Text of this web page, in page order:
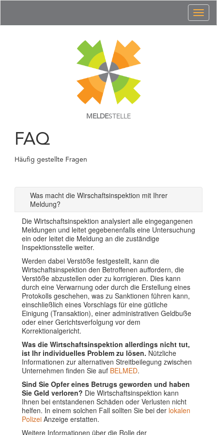
MELDESTELLE
FAQ
Häufig gestellte Fragen
Was macht die Wirschaftsinspektion mit Ihrer
Meldung?
Die Wirtschaftsinspektion analysiert alle eingegangenen
Meldungen und leitet gegebenenfalls eine Untersuchung
ein oder leitet die Meldung an die zuständige
Inspektionsstelle weiter.
Werden dabei Verstöße festgestellt, kann die
Wirtschaftsinspektion den Betroffenen auffordern, die
Verstöße abzustellen oder zu korrigieren. Dies kann
durch eine Verwarnung oder durch die Erstellung eines
Protokolls geschehen, was zu Sanktionen führen kann,
einschließlich eines Vorschlags für eine gütliche
Einigung (Transaktion), einer administrativen Geldbuße
oder einer Gerichtsverfolgung vor dem
Korrektionalgericht.
Was die Wirtschaftsinspektion allerdings nicht tut,
ist Ihr individuelles Problem zu lösen. Nützliche
Informationen zur alternativen Streitbeilegung zwischen
Unternehmen finden Sie auf BELMED.
Sind Sie Opfer eines Betrugs geworden und haben
Sie Geld verloren? Die Wirtschaftsinspektion kann
Ihnen bei entstandenen Schäden oder Verlusten nicht
helfen. In einem solchen Fall sollten Sie bei der lokalen
Polizei Anzeige erstatten.
Weitere Informationen über die Rolle der